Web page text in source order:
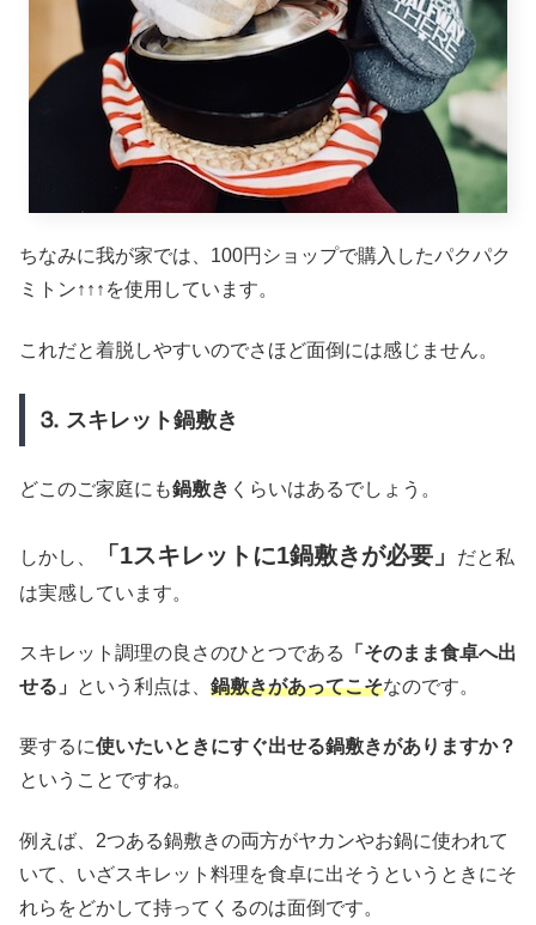
ちなみに我が家では、100円ショップで購入したパクパク
ミトン↑↑↑を使用しています。
これだと着脱しやすいのでさほど面倒には感じません。
⒊ スキレット鍋敷き
どこのご家庭にも鍋敷き くらいはあるでしょう。
しかし、 「1スキレットに1鍋敷きが必要」
だと私
は実感しています。
スキレット調理の良さのひとつである
「そのまま食卓へ出
せる」
という利点は、 鍋敷きがあってこそなのです。
要するに使いたいときにすぐ出せる鍋敷きがありますか？
ということですね。
例えば、2つある鍋敷きの両方がヤカンやお鍋に使われて
いて、いざスキレット料理を食卓に出そうというときにそ
れらをどかして持ってくるのは面倒です。